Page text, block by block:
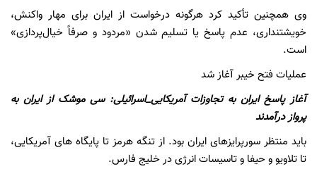
وی همچنین تأکید کرد هرگونه درخواست از ایران برای مهار واکنش،
خویشتنداری، عدم پاسخ یا تسلیم شدن «مردود و صرفاً خیال‌پردازی»
است.
عملیات فتح خیبر آغاز شد
آغاز پاسخ ایران به تجاوزات آمریکایی_اسرائیلی: سی موشک از ایران به
پرواز درآمدند
باید منتظر سورپرایزهای ایران بود. از تنگه هرمز تا پایگاه های آمریکایی،
تا تلاویو و حیفا و تاسیسات انرژی در خلیج فارس.